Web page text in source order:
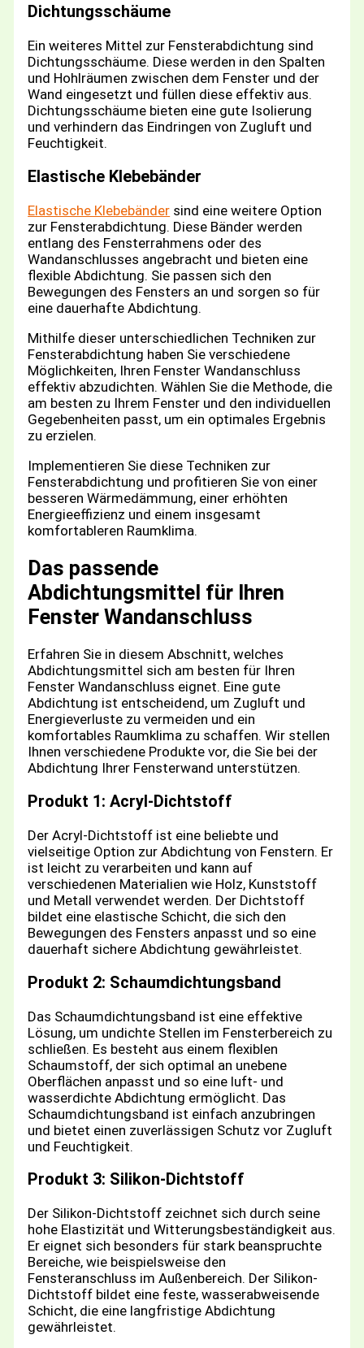
Dichtungsschäume
Ein weiteres Mittel zur Fensterabdichtung sind
Dichtungsschäume. Diese werden in den Spalten
und Hohlräumen zwischen dem Fenster und der
Wand eingesetzt und füllen diese effektiv aus.
Dichtungsschäume bieten eine gute Isolierung
und verhindern das Eindringen von Zugluft und
Feuchtigkeit.
Elastische Klebebänder
Elastische Klebebänder sind eine weitere Option
zur Fensterabdichtung. Diese Bänder werden
entlang des Fensterrahmens oder des
Wandanschlusses angebracht und bieten eine
flexible Abdichtung. Sie passen sich den
Bewegungen des Fensters an und sorgen so für
eine dauerhafte Abdichtung.
Mithilfe dieser unterschiedlichen Techniken zur
Fensterabdichtung haben Sie verschiedene
Möglichkeiten, Ihren Fenster Wandanschluss
effektiv abzudichten. Wählen Sie die Methode, die
am besten zu Ihrem Fenster und den individuellen
Gegebenheiten passt, um ein optimales Ergebnis
zu erzielen.
Implementieren Sie diese Techniken zur
Fensterabdichtung und profitieren Sie von einer
besseren Wärmedämmung, einer erhöhten
Energieeffizienz und einem insgesamt
komfortableren Raumklima.
Das passende
Abdichtungsmittel für Ihren
Fenster Wandanschluss
Erfahren Sie in diesem Abschnitt, welches
Abdichtungsmittel sich am besten für Ihren
Fenster Wandanschluss eignet. Eine gute
Abdichtung ist entscheidend, um Zugluft und
Energieverluste zu vermeiden und ein
komfortables Raumklima zu schaffen. Wir stellen
Ihnen verschiedene Produkte vor, die Sie bei der
Abdichtung Ihrer Fensterwand unterstützen.
Produkt 1: Acryl-Dichtstoff
Der Acryl-Dichtstoff ist eine beliebte und
vielseitige Option zur Abdichtung von Fenstern. Er
ist leicht zu verarbeiten und kann auf
verschiedenen Materialien wie Holz, Kunststoff
und Metall verwendet werden. Der Dichtstoff
bildet eine elastische Schicht, die sich den
Bewegungen des Fensters anpasst und so eine
dauerhaft sichere Abdichtung gewährleistet.
Produkt 2: Schaumdichtungsband
Das Schaumdichtungsband ist eine effektive
Lösung, um undichte Stellen im Fensterbereich zu
schließen. Es besteht aus einem flexiblen
Schaumstoff, der sich optimal an unebene
Oberflächen anpasst und so eine luft- und
wasserdichte Abdichtung ermöglicht. Das
Schaumdichtungsband ist einfach anzubringen
und bietet einen zuverlässigen Schutz vor Zugluft
und Feuchtigkeit.
Produkt 3: Silikon-Dichtstoff
Der Silikon-Dichtstoff zeichnet sich durch seine
hohe Elastizität und Witterungsbeständigkeit aus.
Er eignet sich besonders für stark beanspruchte
Bereiche, wie beispielsweise den
Fensteranschluss im Außenbereich. Der Silikon-
Dichtstoff bildet eine feste, wasserabweisende
Schicht, die eine langfristige Abdichtung
gewährleistet.